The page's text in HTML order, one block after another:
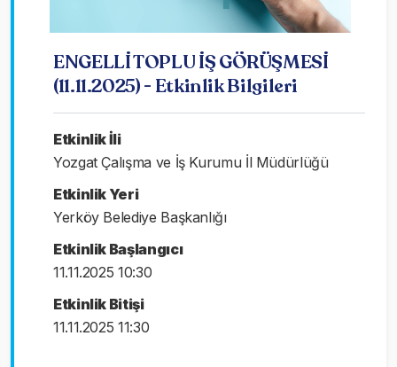
ENGELLİ TOPLU İŞ GÖRÜŞMESİ
(11.11.2025) - Etkinlik Bilgileri
Etkinlik İli
Yozgat Çalışma ve İş Kurumu İl Müdürlüğü
Etkinlik Yeri
Yerköy Belediye Başkanlığı
Etkinlik Başlangıcı
11.11.2025 10:30
Etkinlik Bitişi
11.11.2025 11:30